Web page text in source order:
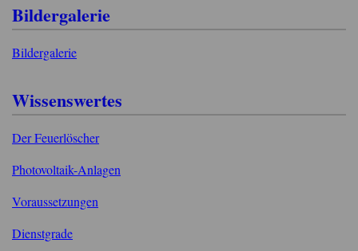
Bildergalerie
Bildergalerie
Wissenswertes
Der Feuerlöscher
Photovoltaik-Anlagen
Voraussetzungen
Dienstgrade